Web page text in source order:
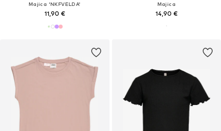
Majica 'NKFVELDA'
11,90 €
Majica
14,90 €